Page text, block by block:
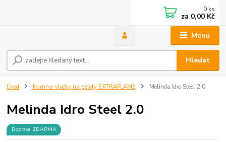
Menu
Hledat
0 ks
za 0,00 Kč
Úvod Kamna-vložky na pelety EXTRAFLAME Melinda Idro Steel 2.0
Melinda Idro Steel 2.0
Doprava ZDARMA